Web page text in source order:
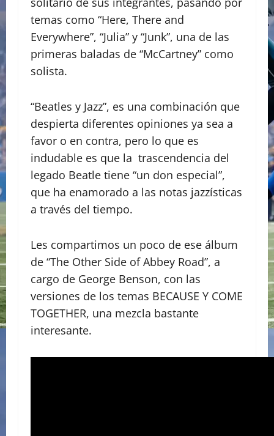
temas como “Here, There and
Everywhere”, “Julia” y “Junk”, una de las
primeras baladas de “McCartney” como
solista.
“Beatles y Jazz”, es una combinación que
despierta diferentes opiniones ya sea a
favor o en contra, pero lo que es
indudable es que la trascendencia del
legado Beatle tiene “un don especial”,
que ha enamorado a las notas jazzísticas
a través del tiempo.
Les compartimos un poco de ese álbum
de “The Other Side of Abbey Road”, a
cargo de George Benson, con las
versiones de los temas BECAUSE Y COME
TOGETHER, una mezcla bastante
interesante.